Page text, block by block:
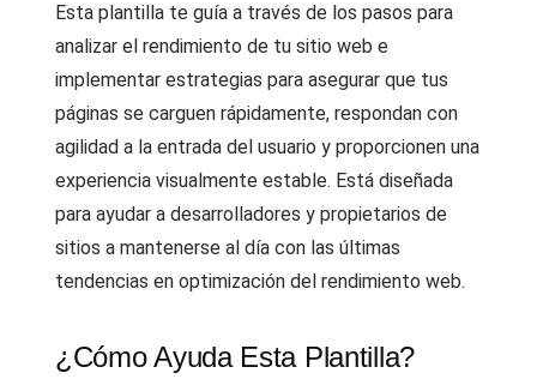
Esta plantilla te guía a través de los pasos para
analizar el rendimiento de tu sitio web e
implementar estrategias para asegurar que tus
páginas se carguen rápidamente, respondan con
agilidad a la entrada del usuario y proporcionen una
experiencia visualmente estable. Está diseñada
para ayudar a desarrolladores y propietarios de
sitios a mantenerse al día con las últimas
tendencias en optimización del rendimiento web.
¿Cómo Ayuda Esta Plantilla?